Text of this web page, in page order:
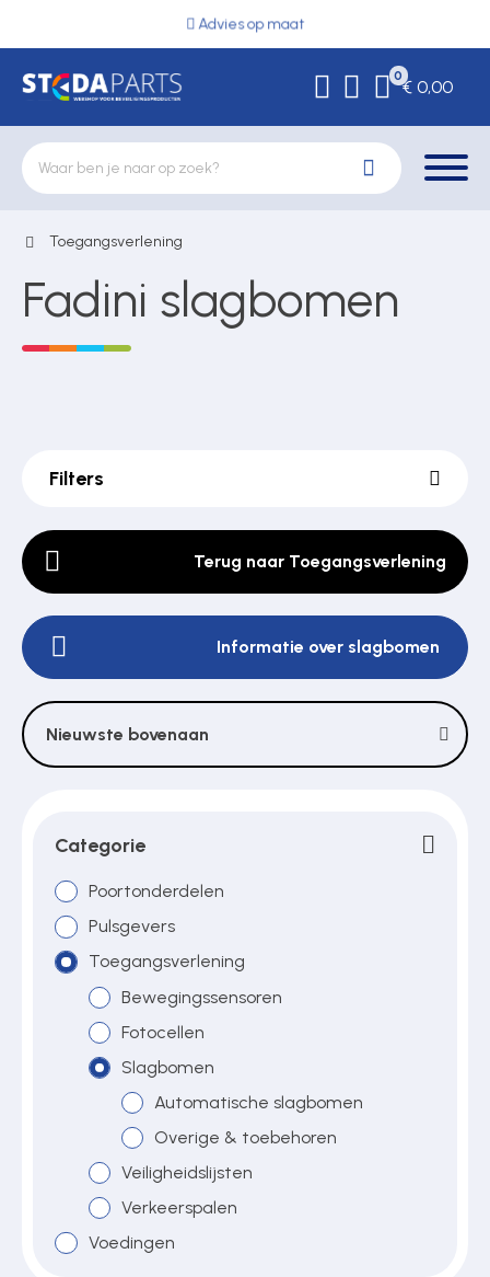
Advies op maat
0
€ 0,00
Deurbeslag
Elektrische vergrendeling
Kluizen
Poortonderdelen
Pulsgevers
Sloten
Toegangsverlening
Voedingen
Over ons
Contact
Toegangsverlening
Fadini slagbomen
Filters
Terug naar Toegangsverlening
Informatie over slagbomen
Nieuwste bovenaan
Categorie
Poortonderdelen
Pulsgevers
Toegangsverlening
Bewegingssensoren
Fotocellen
Slagbomen
Automatische slagbomen
Overige & toebehoren
Veiligheidslijsten
Verkeerspalen
Voedingen